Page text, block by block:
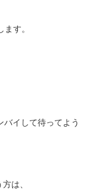
す。
イして待ってよう
は、